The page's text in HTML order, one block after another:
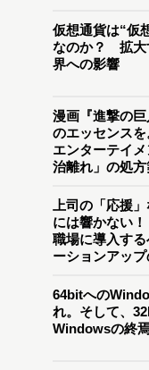
仮想通貨は“仮
なのか？ 拡大
界への影響
漫画『進撃の
のエッセンス
エンターテイ
治離れ」の処方
上司の「応援
には響かない
職場に導入す
ーションアッ
64bitへの
れ。そして、
Windowsの終